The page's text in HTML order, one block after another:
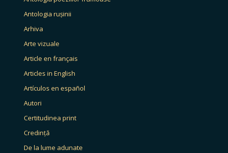
Antologia rușinii
Arhiva
Arte vizuale
Article en français
Articles in English
Artículos en español
Autori
Certitudinea print
Credință
De la lume adunate